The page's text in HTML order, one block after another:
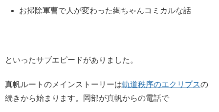
お掃除軍曹で人が変わった綯ちゃんコミカルな話
といったサブエピードがありました。
真帆ルートのメインストーリーは軌道秩序のエクリプスの
続きから始まります。岡部が真帆からの電話で